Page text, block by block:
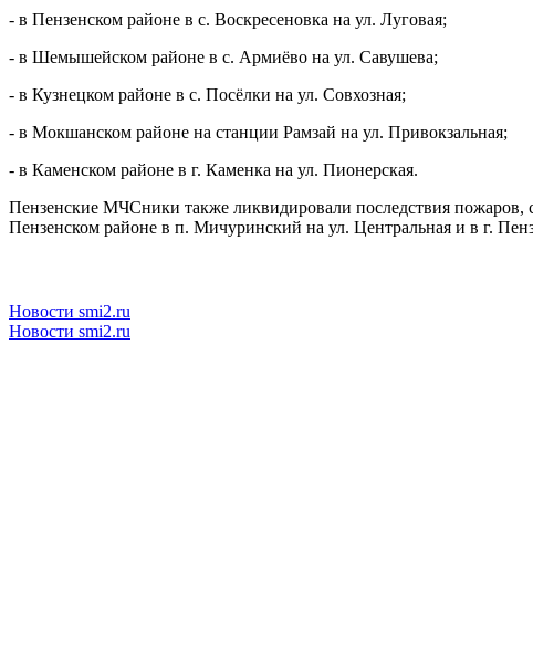
- в Пензенском районе в с. Воскресеновка на ул. Луговая;
- в Шемышейском районе в с. Армиёво на ул. Савушева;
- в Кузнецком районе в с. Посёлки на ул. Совхозная;
- в Мокшанском районе на станции Рамзай на ул. Привокзальная;
- в Каменском районе в г. Каменка на ул. Пионерская.
Пензенские МЧСники также ликвидировали последствия пожаров,
Пензенском районе в п. Мичуринский на ул. Центральная и в г.
Новости smi2.ru
Новости smi2.ru